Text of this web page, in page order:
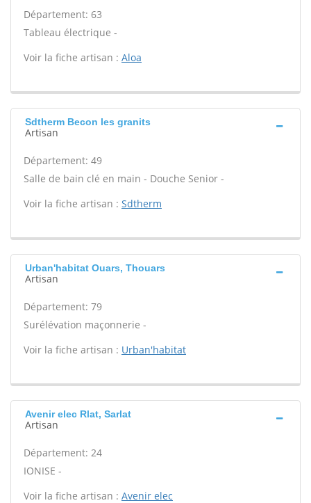
Département: 63
Tableau électrique -
Voir la fiche artisan : Aloa
Sdtherm Becon les granits
Artisan
Département: 49
Salle de bain clé en main - Douche Senior -
Voir la fiche artisan : Sdtherm
Urban'habitat Ouars, Thouars
Artisan
Département: 79
Surélévation maçonnerie -
Voir la fiche artisan : Urban'habitat
Avenir elec Rlat, Sarlat
Artisan
Département: 24
IONISE -
Voir la fiche artisan : Avenir elec